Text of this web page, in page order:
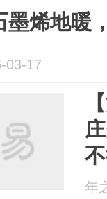
墨烯地暖
03-17
年